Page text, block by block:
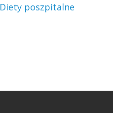
Diety poszpitalne